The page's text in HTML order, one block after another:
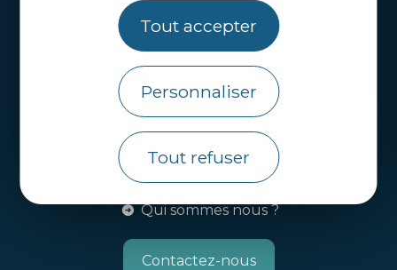
Tout accepter
Personnaliser
Tout refuser
Webcams
Brochures
Infos pratiques
Côtes d’Armor Destination
Agence de Développement Touristique et
d’Attractivité des Côtes d’Armor.
Qui sommes nous ?
Contactez-nous